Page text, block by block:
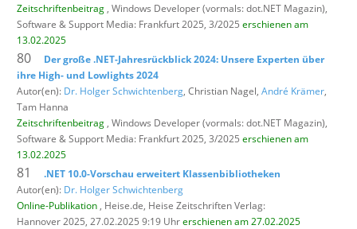
Zeitschriftenbeitrag , Windows Developer (vormals: dot.NET Magazin),
Software & Support Media: Frankfurt 2025, 3/2025 erschienen am
13.02.2025
80
Der große .NET-Jahresrückblick 2024: Unsere Experten über
ihre High- und Lowlights 2024
Autor(en): Dr. Holger Schwichtenberg, Christian Nagel, André Krämer,
Tam Hanna
Zeitschriftenbeitrag , Windows Developer (vormals: dot.NET Magazin),
Software & Support Media: Frankfurt 2025, 3/2025 erschienen am
13.02.2025
81
.NET 10.0-Vorschau erweitert Klassenbibliotheken
Autor(en): Dr. Holger Schwichtenberg
Online-Publikation , Heise.de, Heise Zeitschriften Verlag:
Hannover 2025, 27.02.2025 9:19 Uhrerschienen am 27.02.2025